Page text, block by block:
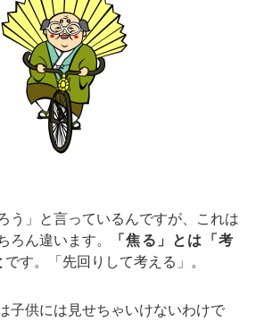
う」と言っているんですが、これは
ろん違います。
「焦る」とは「考
です。「先回りして考える」。
子供には見せちゃいけないわけで